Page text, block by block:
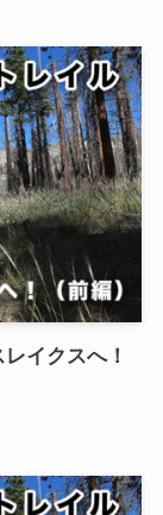
イクスへ！